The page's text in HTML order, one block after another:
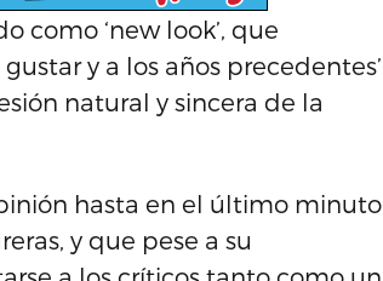
como ‘new look’, que
y a los años precedentes’
natural y sincera de la
hasta en el último minuto
y que pese a su